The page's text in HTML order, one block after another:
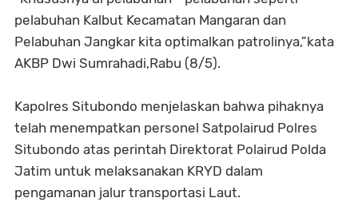
pelabuhan Kalbut Kecamatan Mangaran dan
Pelabuhan Jangkar kita optimalkan patrolinya,”kata
AKBP Dwi Sumrahadi,Rabu (8/5).
Kapolres Situbondo menjelaskan bahwa pihaknya
telah menempatkan personel Satpolairud Polres
Situbondo atas perintah Direktorat Polairud Polda
Jatim untuk melaksanakan KRYD dalam
pengamanan jalur transportasi Laut.